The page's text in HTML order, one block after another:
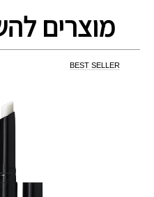
מוצרים
BEST SELLER